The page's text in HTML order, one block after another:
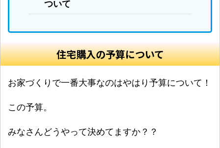
ついて
住宅購入の予算について
お家づくりで一番大事なのはやはり予算について！
この予算。
みなさんどうやって決めてますか？？